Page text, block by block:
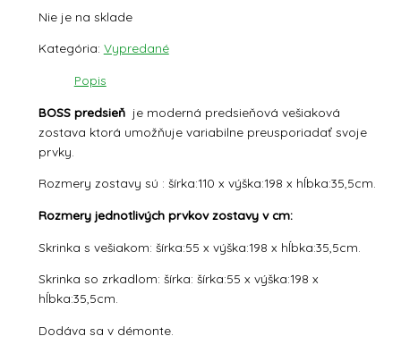
Nie je na sklade
Kategória: Vypredané
Popis
BOSS predsieň je moderná predsieňová vešiaková
zostava ktorá umožňuje variabilne preusporiadať svoje
prvky.
Rozmery zostavy sú : šírka:110 x výška:198 x hĺbka:35,5cm.
Rozmery jednotlivých prvkov zostavy v cm:
Skrinka s vešiakom: šírka:55 x výška:198 x hĺbka:35,5cm.
Skrinka so zrkadlom: šírka: šírka:55 x výška:198 x
hĺbka:35,5cm.
Dodáva sa v démonte.